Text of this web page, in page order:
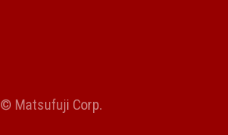
© Matsufuji Corp.